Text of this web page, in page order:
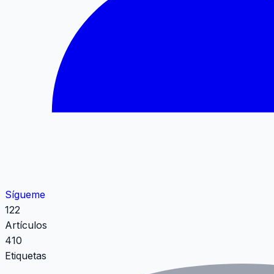
Sígueme
122
Artículos
410
Etiquetas